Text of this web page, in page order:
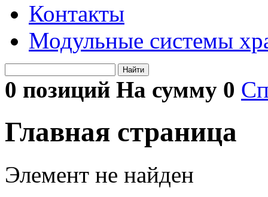
Контакты
Модульные системы
Найти
0 позиций На сумму 0
Главная страница
Элемент не найден